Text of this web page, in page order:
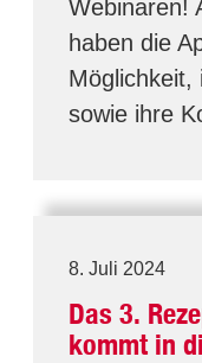
Webinaren!
haben die
Möglichkeit,
sowie ihre
8. Juli 2024
Das 3.
kommt in